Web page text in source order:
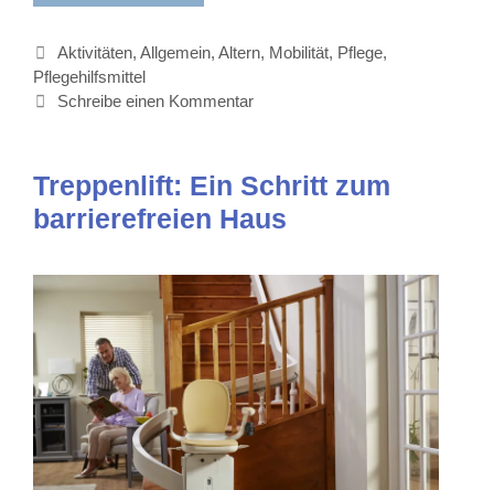
Kategorien
Aktivitäten,Allgemein,Altern, Mobilität, Pflege,
Pflegehilfsmittel
Schreibe einen Kommentar
Treppenlift: Ein Schritt zum
barrierefreien Haus